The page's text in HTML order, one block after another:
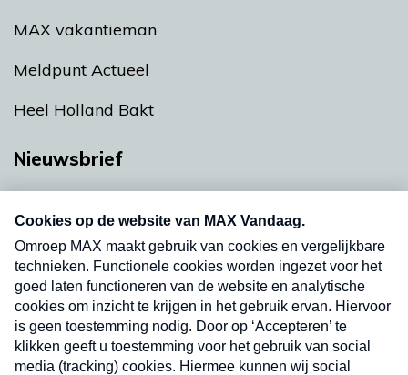
MAX vakantieman
Meldpunt Actueel
Heel Holland Bakt
Nieuwsbrief
nieuwsbrief. Elke vrijdag- en dinsdagochtend in
uw mailbox.
Verzend